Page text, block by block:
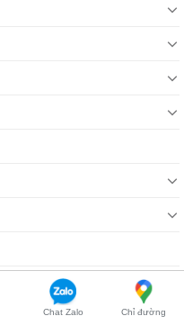
Chat Zalo Chỉ đường